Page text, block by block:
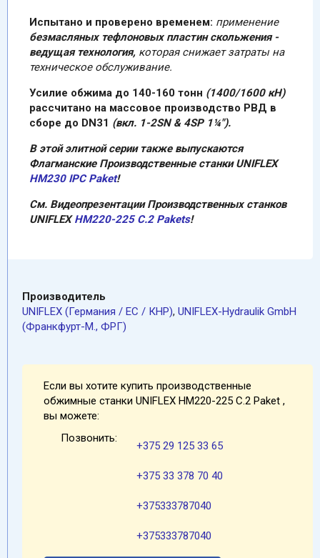
Испытано и проверено временем: применение
безмасляных тефлоновых пластин скольжения -
ведущая технология, которая снижает затраты на
техническое обслуживание.
Усилие обжима до 140-160 тонн (1400/1600 кН)
рассчитано на массовое производство РВД в
сборе до DN31 (вкл. 1-2SN & 4SP 1¼").
В этой элитной серии также выпускаются
Флагманские Производственные станки UNIFLEX
HM230 IPC Paket!
См. Видеопрезентации Производственных станков
UNIFLEХHM220-225 C.2 Pakets!
Производитель
UNIFLEX (Германия / EC / КНР), UNIFLEX-Hydraulik GmbH
(Франкфурт-М., ФРГ)
Если вы хотите купить производственные
обжимные станки UNIFLEХ HM220-225 C.2 Paket ,
вы можете:
Позвонить:
+375 29 125 33 65
+375 33 378 70 40
+375333787040
+375333787040